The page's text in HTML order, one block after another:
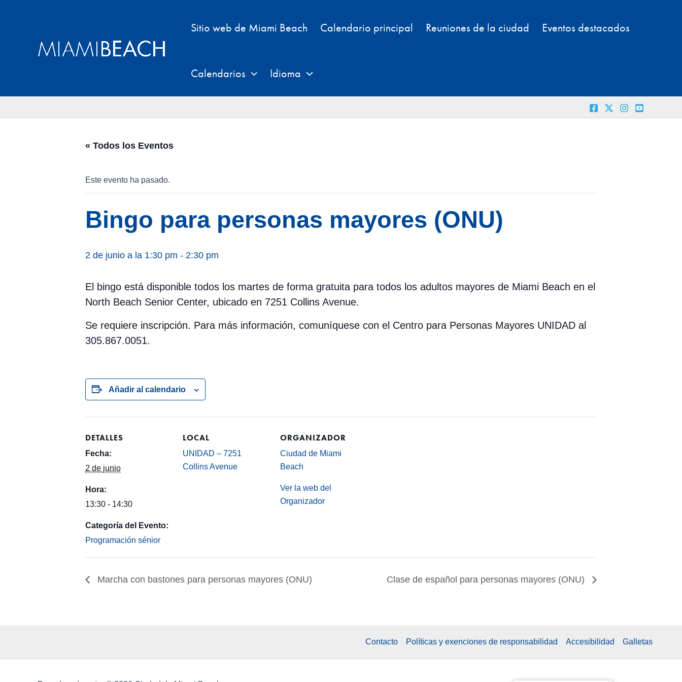
Sitio web de Miami Beach Calendario principal Reuniones de la ciudad Eventos destacados
Calendarios Idioma
« Todos los Eventos
Este evento ha pasado.
Bingo para personas mayores (ONU)
2 de junio a la 1:30 pm - 2:30 pm
El bingo está disponible todos los martes de forma gratuita para todos los adultos mayores de Miami Beach en el
North Beach Senior Center, ubicado en 7251 Collins Avenue.
Se requiere inscripción. Para más información, comuníquese con el Centro para Personas Mayores UNIDAD al
305.867.0051.
Añadir al calendario
DETALLES
Fecha:
2 de junio
Hora:
13:30 - 14:30
Categoría del Evento:
Programación sénior
LOCAL
UNIDAD – 7251
Collins Avenue
ORGANIZADOR
Ciudad de Miami
Beach
Ver la web del
Organizador
Marcha con bastones para personas mayores (ONU) Clase de español para personas mayores (ONU)
Contacto Políticas y exenciones de responsabilidad Accesibilidad Galletas